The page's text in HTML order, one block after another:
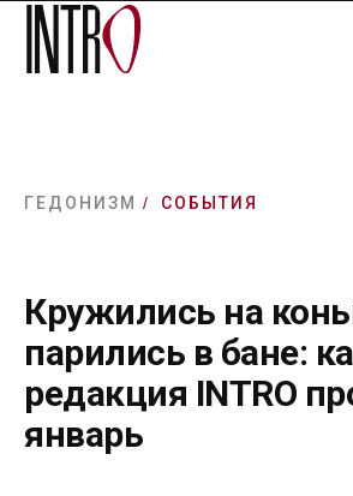
ГЕДОНИЗМ / СОБЫТИЯ
Кружились на
парились в бане:
редакция INTRO
январь